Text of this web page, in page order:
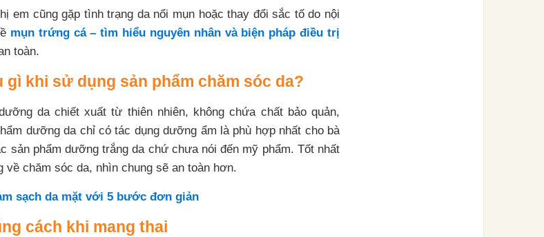
em cũng gặp tình trạng da nổi mụn hoặc thay đổi sắc tố do nội
mụn trứng cá – tìm hiểu nguyên nhân và biện pháp điều trị
toàn.
gì khi sử dụng sản phẩm chăm sóc da?
da chiết xuất từ ​​thiên nhiên, không chứa chất bảo quản,
dưỡng da chỉ có tác dụng dưỡng ẩm là phù hợp nhất cho bà
sản phẩm dưỡng trắng da chứ chưa nói đến mỹ phẩm. Tốt nhất
về chăm sóc da, nhìn chung sẽ an toàn hơn.
sạch da mặt với 5 bước đơn giản
cách khi mang thai